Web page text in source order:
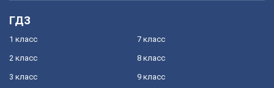
ГДЗ
1 класс
2 класс
3 класс
7 класс
8 класс
9 класс